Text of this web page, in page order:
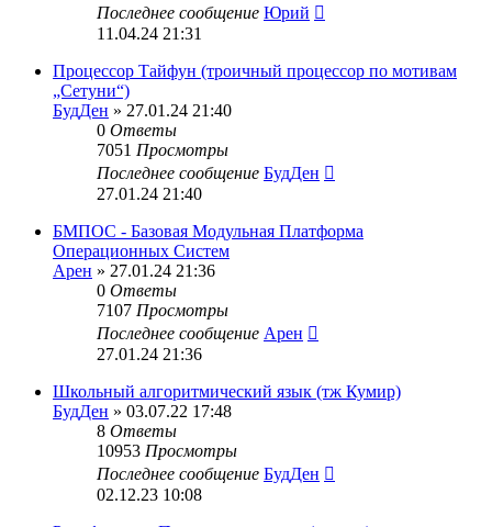
Последнее сообщение Юрий
11.04.24 21:31
Процессор Тайфун (троичный процессор по мотивам
„Сетуни“)
БудДен » 27.01.24 21:40
0 Ответы
7051 Просмотры
Последнее сообщение БудДен
27.01.24 21:40
БМПОС - Базовая Модульная Платформа
Операционных Систем
Арен » 27.01.24 21:36
0 Ответы
7107 Просмотры
Последнее сообщение Арен
27.01.24 21:36
Школьный алгоритмический язык (тж Кумир)
БудДен » 03.07.22 17:48
8 Ответы
10953 Просмотры
Последнее сообщение БудДен
02.12.23 10:08